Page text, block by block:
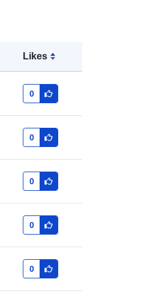
Likes
0
0
0
0
0
07
fur-statistik-
88u/dataset/36
fur-statistik-bfs